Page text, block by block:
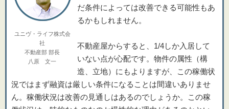
ユニヴ・ライフ株式会
社
不動産部 部長
八原 文一
だ条件によっては改善できる可能性もあ
るかもしれません。
不動産屋からすると、1/4しか入居して
いない点が心配です。物件の属性（構
造、立地）にもよりますが、この稼働状
況ではまず融資は厳しい条件になることは間違いありませ
ん。稼働状況は改善の見通しはあるのでしょうか。この稼